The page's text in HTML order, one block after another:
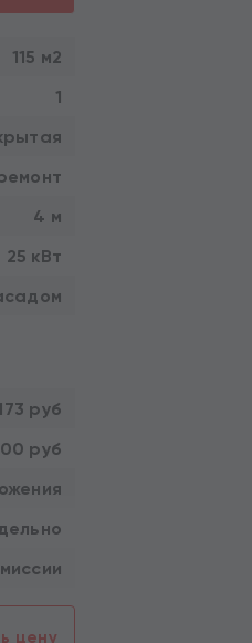
115 м2
1
4 м
25 кВт
руб
руб
цену